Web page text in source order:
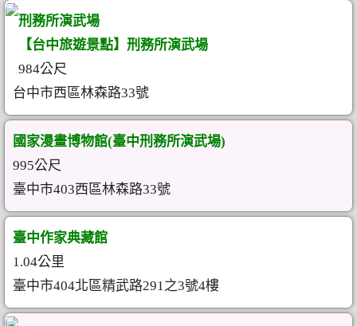
刑務所演武場
【台中旅遊景點】刑務所演武場
984公尺
台中市西區林森路33號
國家漫畫博物館(臺中刑務所演武場)
995公尺
臺中市403西區林森路33號
臺中作家典藏館
1.04公里
臺中市404北區精武路291之3號4樓